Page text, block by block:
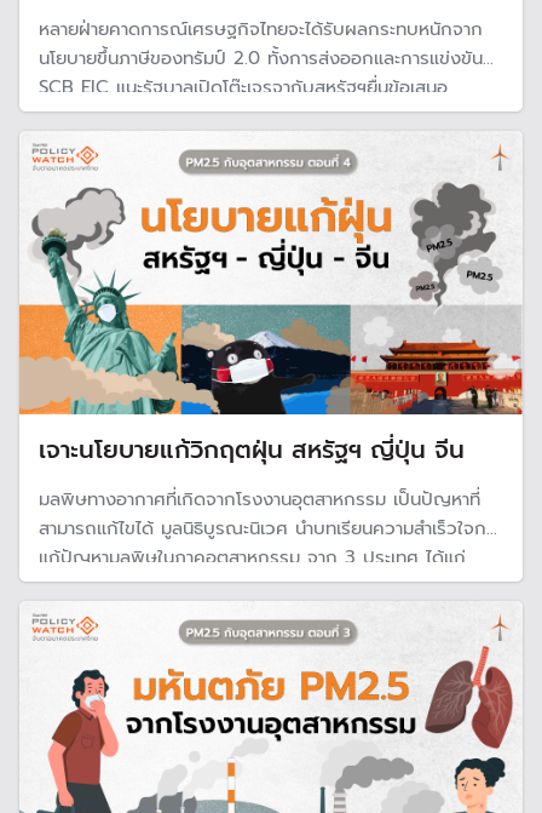
หลายฝ่ายคาดการณ์เศรษฐกิจไทยจะได้รับผลกระทบหนักจาก
นโยบายขึ้นภาษีของทรัมป์ 2.0 ทั้งการส่งออกและการแข่งขัน
SCB EIC แนะรัฐบาลเปิดโต๊ะเจรจากับสหรัฐฯยื่นข้อเสนอ
ทางการค้าเป็นการแลกเปลี่ยน พร้อมกับหาวิธีดึงดูดนักลงทุน
เข้าประเทศให้มากขึ้น
เจาะนโยบายแก้วิกฤตฝุ่น สหรัฐฯ ญี่ปุ่น จีน
มลพิษทางอากาศที่เกิดจากโรงงานอุตสาหกรรม เป็นปัญหาที่
สามารถแก้ไขได้ มูลนิธิบูรณะนิเวศ นำบทเรียนความสำเร็วใจการ
แก้ปัญหามลพิษในภาคอุตสาหกรรม จาก 3 ประเทศ ได้แก่
สหรัฐอเมริกา ญี่ปุ่น และสาธารณรัฐประชาชนจีน ที่เป็นตัวอย่าง
ของความพยายามแก้ปัญหาได้จนสำเร็จ